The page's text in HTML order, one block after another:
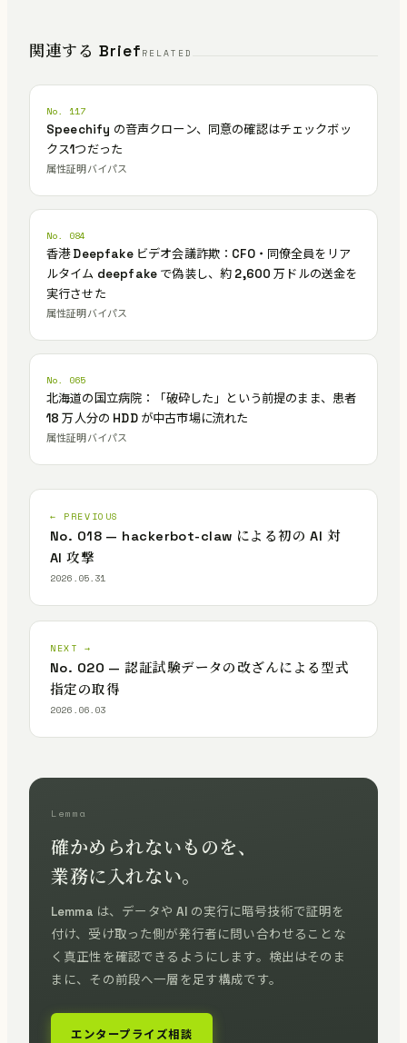
関連する Brief RELATED
No. 117
Speechify の音声クローン、同意の確認はチェックボッ
クス1つだった
属性証明バイパス
No. 084
香港 Deepfake ビデオ会議詐欺：CFO・同僚全員をリア
ルタイム deepfake で偽装し、約 2,600 万ドルの送金を
実行させた
属性証明バイパス
No. 065
北海道の国立病院：「破砕した」という前提のまま、患者
18 万人分の HDD が中古市場に流れた
属性証明バイパス
← PREVIOUS
No. 018 — hackerbot-claw による初の AI 対
AI 攻撃
2026.05.31
NEXT →
No. 020 — 認証試験データの改ざんによる型式
指定の取得
2026.06.03
Lemma
確かめられないものを、
業務に入れない。
Lemma は、データや AI の実行に暗号技術で証明を
付け、受け取った側が発行者に問い合わせることな
く真正性を確認できるようにします。検出はそのま
まに、その前段へ一層を足す構成です。
エンタープライズ相談